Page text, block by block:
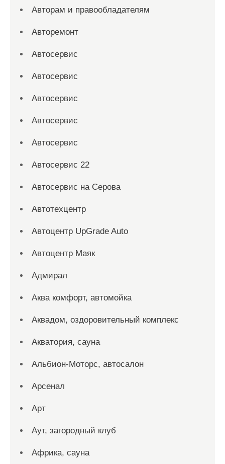
Авторам и правообладателям
Авторемонт
Автосервис
Автосервис
Автосервис
Автосервис
Автосервис
Автосервис 22
Автосервис на Серова
Автотехцентр
Автоцентр UpGrade Auto
Автоцентр Маяк
Адмирал
Аква комфорт, автомойка
Аквадом, оздоровительный комплекс
Акватория, сауна
Альбион-Моторс, автосалон
Арсенал
Арт
Аут, загородный клуб
Африка, сауна